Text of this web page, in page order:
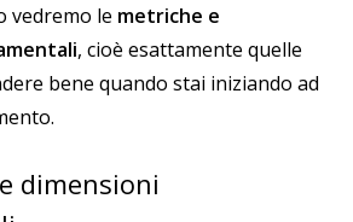
vedremo le metriche e
, cioè esattamente quelle
bene quando stai iniziando ad
dimensioni